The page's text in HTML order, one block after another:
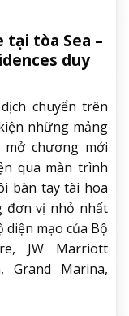
tại tòa Sea –
duy
chuyển trên
những mảng
chương mới
qua màn trình
bàn tay tài hoa
đơn vị nhỏ nhất
mạo của Bộ
JW Marriott
Grand Marina,